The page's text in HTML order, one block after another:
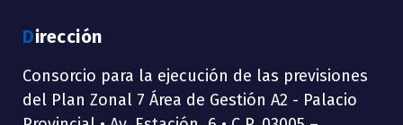
Dirección
Consorcio para la ejecución de las previsiones
del Plan Zonal 7 Área de Gestión A2 - Palacio